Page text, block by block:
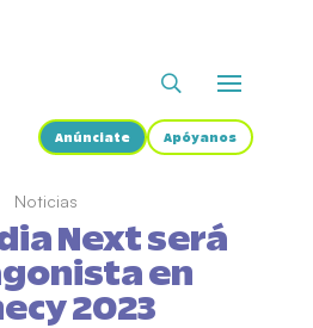
Anúnciate Apóyanos
Noticias
Next será
en
2023